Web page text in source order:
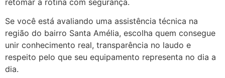
Se você está avaliando uma assistência técnica na
região do bairro Santa Amélia, escolha quem consegue
unir conhecimento real, transparência no laudo e
respeito pelo que seu equipamento representa no dia a
dia.